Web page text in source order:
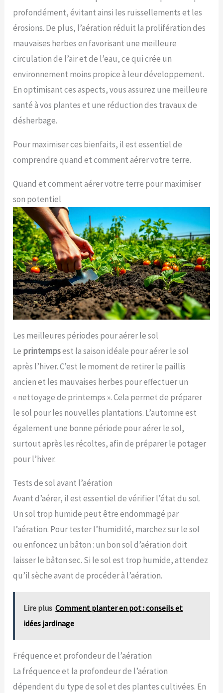
profondément, évitant ainsi les ruissellements et les
érosions. De plus, l’aération réduit la prolifération des
mauvaises herbes en favorisant une meilleure
circulation de l’air et de l’eau, ce qui crée un
environnement moins propice à leur développement.
En optimisant ces aspects, vous assurez une meilleure
santé à vos plantes et une réduction des travaux de
désherbage.
Pour maximiser ces bienfaits, il est essentiel de
comprendre quand et comment aérer votre terre.
Quand et comment aérer votre terre pour maximiser
son potentiel
Les meilleures périodes pour aérer le sol
Le printempsest la saison idéale pour aérer le sol
après l’hiver. C’est le moment de retirer le paillis
ancien et les mauvaises herbes pour effectuer un
« nettoyage de printemps ». Cela permet de préparer
le sol pour les nouvelles plantations. L’automne est
également une bonne période pour aérer le sol,
surtout après les récoltes, afin de préparer le potager
pour l’hiver.
Tests de sol avant l’aération
Avant d’aérer, il est essentiel de vérifier l’état du sol.
Un sol trop humide peut être endommagé par
l’aération. Pour tester l’humidité, marchez sur le sol
ou enfoncez un bâton : un bon sol d’aération doit
laisser le bâton sec. Si le sol est trop humide, attendez
qu’il sèche avant de procéder à l’aération.
Lire plus Comment planter en pot : conseils et
idées jardinage
Fréquence et profondeur de l’aération
La fréquence et la profondeur de l’aération
dépendent du type de sol et des plantes cultivées. En